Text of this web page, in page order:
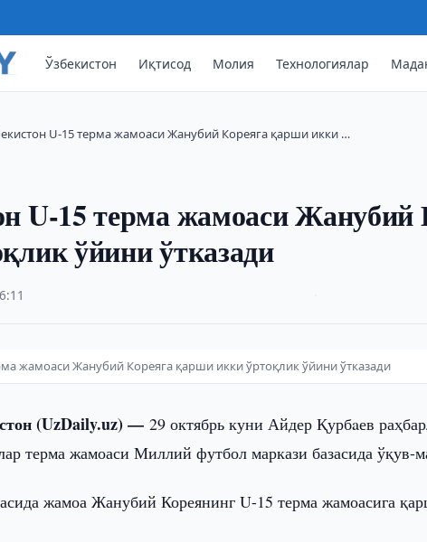
Ўзбекистон Иқтисод Молия Технологиялар
U-15 терма жамоаси Жанубий Кореяга қарши икки …
U-15 терма жамоаси
ўйини ўтказади
жамоаси Жанубий Кореяга қарши икки ўртоқлик ўйини ўтказади
(UzDaily.uz) —29 октябрь куни Айдер Қурбaев
терма жамоаси Миллий футбол маркази базасида
жамоа Жанубий Кореянинг U-15 терма жамоасига